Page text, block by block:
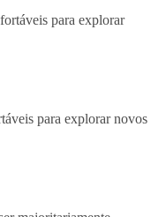
para explorar novos